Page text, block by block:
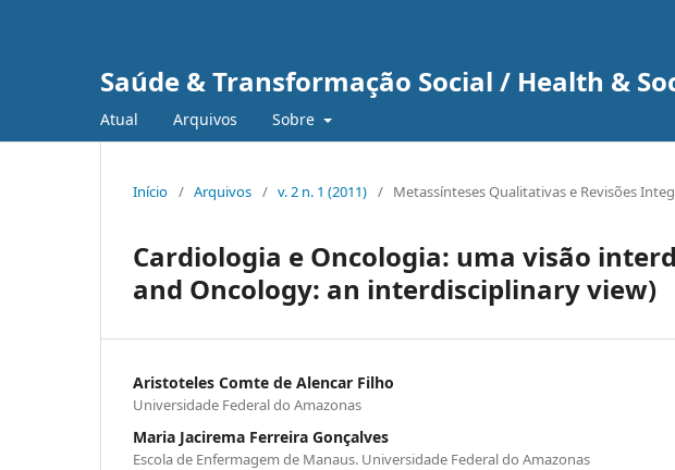
Saúde & Transformação Social / Health &
Atual Arquivos Sobre
Início / Arquivos / v. 2 n. 1 (2011) / Metassínteses Qualitativas e Revisões
Cardiologia e Oncologia: uma visão
and Oncology: an interdisciplinary view)
Aristoteles Comte de Alencar Filho
Universidade Federal do Amazonas
Maria Jacirema Ferreira Gonçalves
Escola de Enfermagem de Manaus. Universidade Federal do Amazonas